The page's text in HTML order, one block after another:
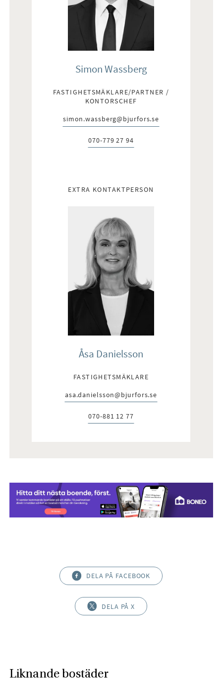
Simon Wassberg
FASTIGHETSMÄKLARE/PARTNER /
KONTORSCHEF
E-post:
simon.wassberg@bjurfors.se
Telefon:
070-779 27 94
EXTRA KONTAKTPERSON
Åsa Danielsson
FASTIGHETSMÄKLARE
E-post:
asa.danielsson@bjurfors.se
Telefon:
070-881 12 77
DELA PÅ FACEBOOK
DELA PÅ X
Liknande bostäder